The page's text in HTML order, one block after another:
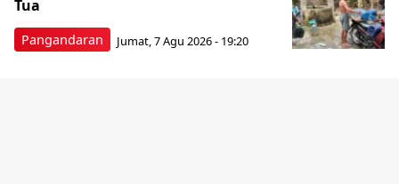
Pangandaran
Tua
Jumat, 7 Agu 2026 - 19:20